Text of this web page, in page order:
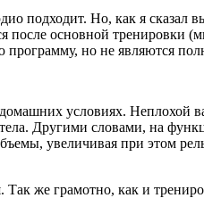
подходит. Но, как я сказал
основной тренировки
но не являются
условиях. Неплохой
Другими словами, на
увеличивая при этом
Так же грамотно, как и